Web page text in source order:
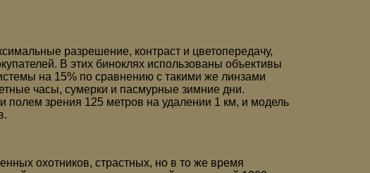
разрешение, контраст и цветопередачу,
В этих биноклях использованы объективы
на 15% по сравнению с такими же линзами
часы, сумерки и пасмурные зимние дни.
зрения 125 метров на удалении 1 км, и модель
охотников, страстных, но в то же время